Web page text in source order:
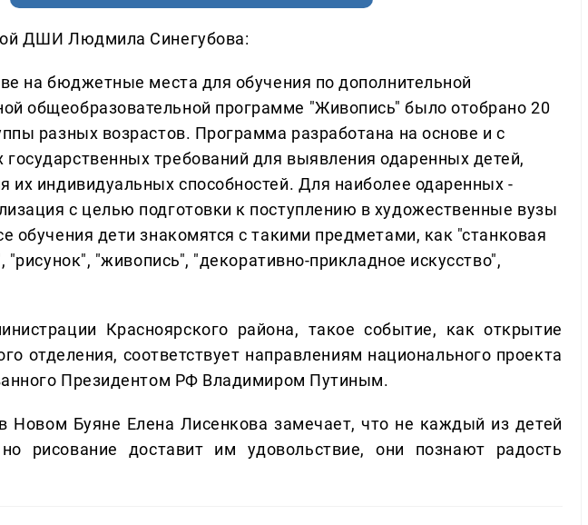
ДШИ Людмила Синегубова:
на бюджетные места для обучения по дополнительной
общеобразовательной программе "Живопись" было отобрано 20
разных возрастов. Программа разработана на основе и с
требований для выявления одаренных детей,
их индивидуальных способностей. Для наиболее одаренных -
с целью подготовки к поступлению в художественные вузы
обучения дети знакомятся с такими предметами, как "станковая
"рисунок", "живопись", "декоративно-прикладное искусство",
Красноярского района, такое событие, как открытие
отделения, соответствует направлениям национального проекта
Президентом РФ Владимиром Путиным.
Буяне Елена Лисенкова замечает, что не каждый из детей
рисование доставит им удовольствие, они познают радость